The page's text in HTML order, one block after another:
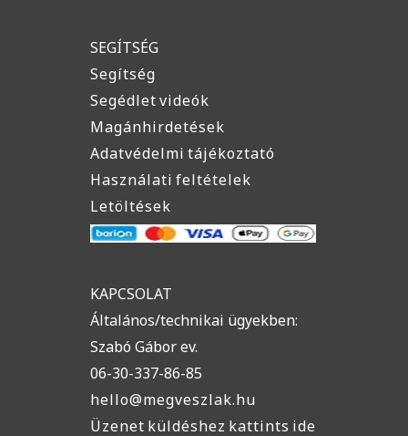
SEGÍTSÉG
Segítség
Segédlet videók
Magánhirdetések
Adatvédelmi tájékoztató
Használati feltételek
Letöltések
KAPCSOLAT
Általános/technikai ügyekben:
Szabó Gábor ev.
06-30-337-86-85
hello@megveszlak.hu
Üzenet küldéshez kattints ide